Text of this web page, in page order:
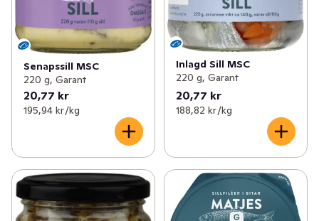
Senapssill MSC
220 g, Garant
20,77 kr
195,94 kr /kg
Inlagd Sill MSC
220 g, Garant
20,77 kr
188,82 kr /kg